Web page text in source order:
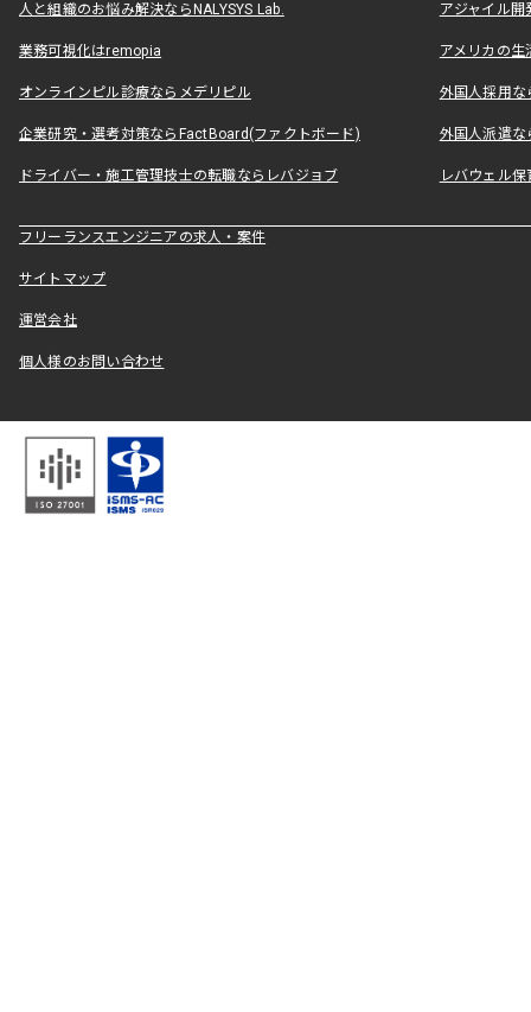
人と組織のお悩み解決ならNALYSYS Lab. アジャイル
業務可視化はremopia アメリカの
オンラインピル診療ならメデリピル 外国人採用
企業研究・選考対策ならFactBoard(ファクトボード) 外国人派遣な
ドライバー・施工管理技士の転職ならレバジョブ レバウェル
フリーランスエンジニアの求人・案件
サイトマップ
運営会社
個人様のお問い合わせ